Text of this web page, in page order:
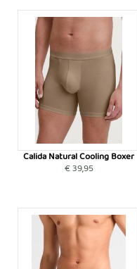
Calida Natural Cooling Boxer
€ 39,95